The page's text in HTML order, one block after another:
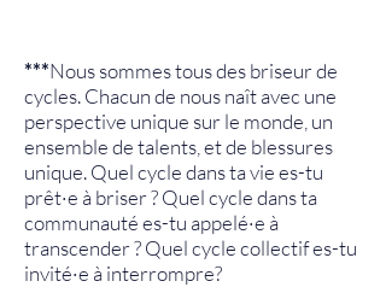
***Nous sommes tous des briseur de
cycles. Chacun de nous naît avec une
perspective unique sur le monde, un
ensemble de talents, et de blessures
unique. Quel cycle dans ta vie es-tu
prêt·e à briser ? Quel cycle dans ta
communauté es-tu appelé·e à
transcender ? Quel cycle collectif es-tu
invité·e à interrompre?